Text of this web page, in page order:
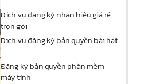
Dịch vụ đăng ký nhãn hiệu giá rẻ
trọn gói
Dịch vụ đăng ký bản quyền bài hát
Đăng ký bản quyền phần mềm
máy tính